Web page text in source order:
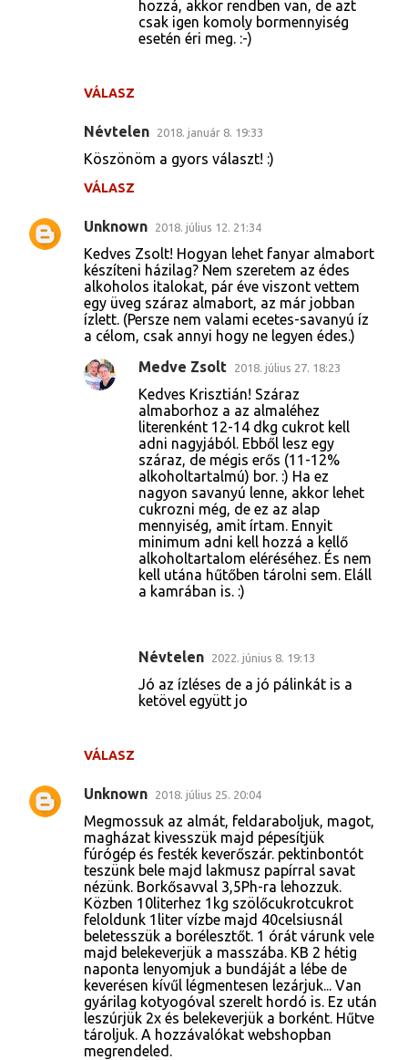
VÁLASZ
hozzá, akkor rendben van, de azt
csak igen komoly bormennyiség
esetén éri meg. :-)
Névtelen 2018. január 8. 19:33
Köszönöm a gyors választ! :)
VÁLASZ
Unknown 2018. július 12. 21:34
Kedves Zsolt! Hogyan lehet fanyar almabort
készíteni házilag? Nem szeretem az édes
alkoholos italokat, pár éve viszont vettem
egy üveg száraz almabort, az már jobban
ízlett. (Persze nem valami ecetes-savanyú íz
a célom, csak annyi hogy ne legyen édes.)
VÁLASZ
Medve Zsolt 2018. július 27. 18:23
Kedves Krisztián! Száraz
almaborhoz a az almaléhez
literenként 12-14 dkg cukrot kell
adni nagyjából. Ebből lesz egy
száraz, de mégis erős (11-12%
alkoholtartalmú) bor. :) Ha ez
nagyon savanyú lenne, akkor lehet
cukrozni még, de ez az alap
mennyiség, amit írtam. Ennyit
minimum adni kell hozzá a kellő
alkoholtartalom eléréséhez. És nem
kell utána hűtőben tárolni sem. Eláll
a kamrában is. :)
Névtelen 2022. június 8. 19:13
Jó az ízléses de a jó pálinkát is a
ketövel együtt jo
Unknown 2018. július 25. 20:04
Megmossuk az almát, feldaraboljuk, magot,
magházat kivesszük majd pépesítjük
fúrógép és festék keverőszár. pektinbontót
teszünk bele majd lakmusz papírral savat
nézünk. Borkősavval 3,5Ph-ra lehozzuk.
Közben 10literhez 1kg szölőcukrotcukrot
feloldunk 1liter vízbe majd 40celsiusnál
beletesszük a borélesztőt. 1 órát várunk vele
majd belekeverjük a masszába. KB 2 hétig
naponta lenyomjuk a bundáját a lébe de
keverésen kívűl légmentesen lezárjuk... Van
gyárilag kotyogóval szerelt hordó is. Ez után
leszúrjük 2x és belekeverjük a borként. Hűtve
tároljuk. A hozzávalókat webshopban
megrendeled.